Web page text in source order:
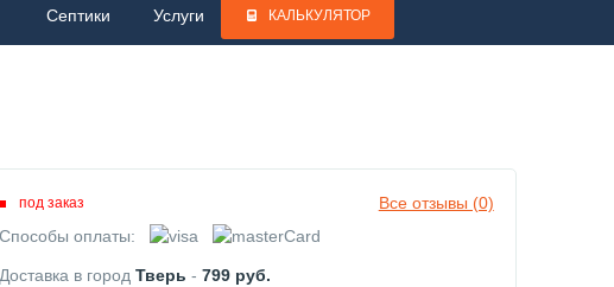
Септики Услуги КАЛЬКУЛЯТОР
Все отзывы (0)
под заказ
Способы оплаты:
Доставка в город Тверь - 799 руб.